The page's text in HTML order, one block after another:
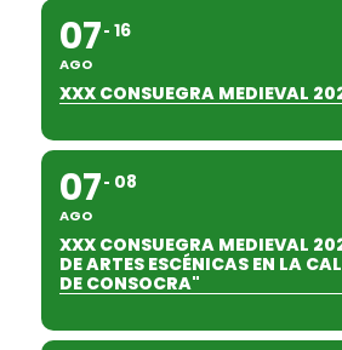
07
AGO
16
XXX CONSUEGRA MEDIEVAL
07
AGO
08
XXX CONSUEGRA MEDIEVAL
DE ARTES ESCÉNICAS EN LA
DE CONSOCRA"